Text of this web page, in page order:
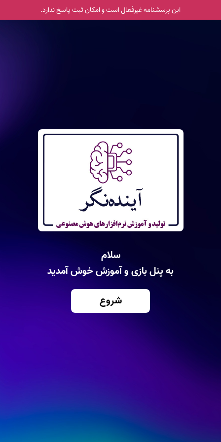
این پرسشنامه غیر‌فعال است و امکان ثبت پاسخ ندارد.
سلام
به پنل بازی و آموزش خوش آمدید
شروع